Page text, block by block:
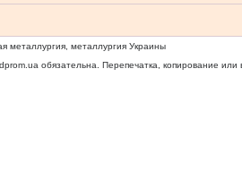
металлургия, металлургия Украины
обязательна. Перепечатка, копирование